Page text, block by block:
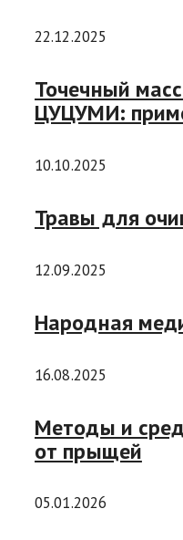
22.12.2025
Точечный
ЦУЦУМИ:
10.10.2025
Травы для
12.09.2025
Народная
16.08.2025
Методы и
от прыщей
05.01.2026